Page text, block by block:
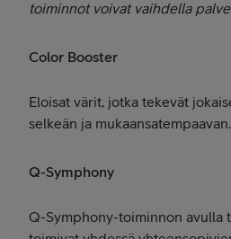
toiminnot voivat vaihdella
Color Booster
Eloisat värit, jotka tekevät
selkeän ja mukaansatempaavan.
Q-Symphony
Q-Symphony-toiminnon avulla